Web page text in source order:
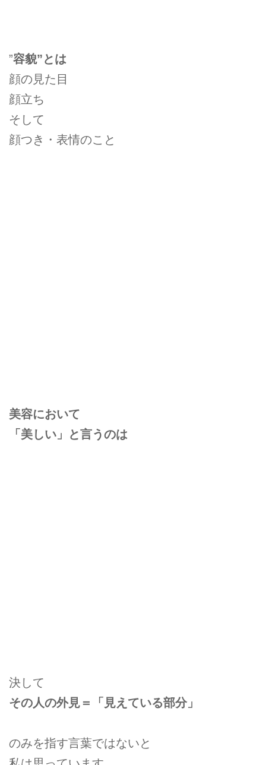
”容貌”とは
顔の見た目
顔立ち
そして
顔つき・表情のこと
美容において
「美しい」と言うのは
決して
その人の外見＝「見えている部分」
のみを指す言葉ではないと